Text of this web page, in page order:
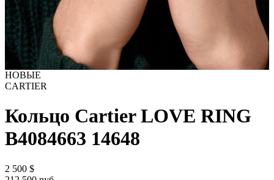
НОВЫЕ
CARTIER
Кольцо Cartier LOVE RING
B4084663 14648
2 500 $